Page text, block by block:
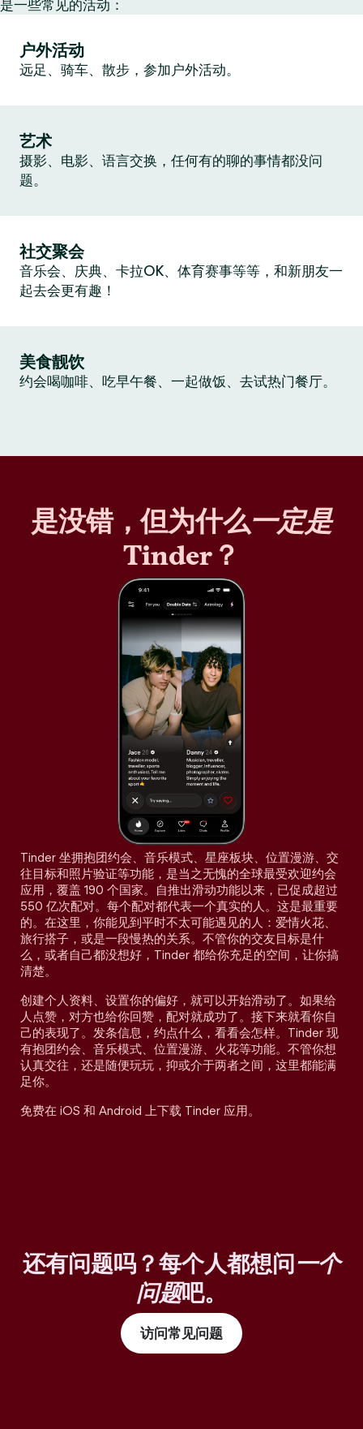
是一些常见的活动：
户外活动
远足、骑车、散步，参加户外活动。
艺术
摄影、电影、语言交换，任何有的聊的事情都没问
题。
社交聚会
音乐会、庆典、卡拉OK、体育赛事等等，和新朋友一
起去会更有趣！
美食靓饮
约会喝咖啡、吃早午餐、一起做饭、去试热门餐厅。
是没错，但为什么一定是
Tinder？
Tinder 坐拥抱团约会、音乐模式、星座板块、位置漫游、交
往目标和照片验证等功能，是当之无愧的全球最受欢迎约会
应用，覆盖 190 个国家。自推出滑动功能以来，已促成超过
550 亿次配对。每个配对都代表一个真实的人。这是最重要
的。在这里，你能见到平时不太可能遇见的人：爱情火花、
旅行搭子，或是一段慢热的关系。不管你的交友目标是什
么，或者自己都没想好，Tinder 都给你充足的空间，让你搞
清楚。
创建个人资料、设置你的偏好，就可以开始滑动了。如果给
人点赞，对方也给你回赞，配对就成功了。接下来就看你自
己的表现了。发条信息，约点什么，看看会怎样。Tinder 现
有抱团约会、音乐模式、位置漫游、火花等功能。不管你想
认真交往，还是随便玩玩，抑或介于两者之间，这里都能满
足你。
免费在 iOS 和 Android 上下载 Tinder 应用。
还有问题吗？每个人都想问一个
问题吧。
访问常见问题